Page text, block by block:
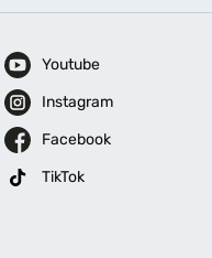
Youtube
Instagram
Facebook
TikTok